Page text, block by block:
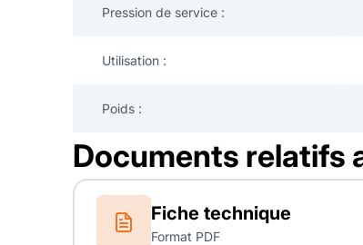
Pression de service :
Utilisation :
Poids :
Documents relatifs
Fiche technique
Format PDF